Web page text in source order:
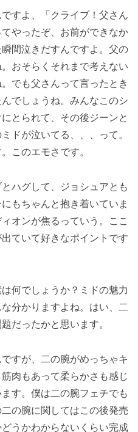
すよ、「クライブ！父さん
やったぞ、お前ができなか
間泣きだすんですよ。父の
おそらくそれまで考えない
でも父さんって言ったとき
でしょうね。みんなこのシ
とられて、その後ジーンと
ドが泣いてる、、、って。
このエモさです。
ハグして、ジョシュアとも
もちゃんと抱き着いていま
オンが焦るっていう。ここ
ていて好きなポイントです
何でしょうか？ミドの魅力
分かりますよね。はい、二
だったかと思います。
すが、二の腕がめっちゃキ
肉もあって柔らかさも感じ
す。僕は二の腕フェチでも
の腕に関してはこの後発売
うかわからないくらい完成